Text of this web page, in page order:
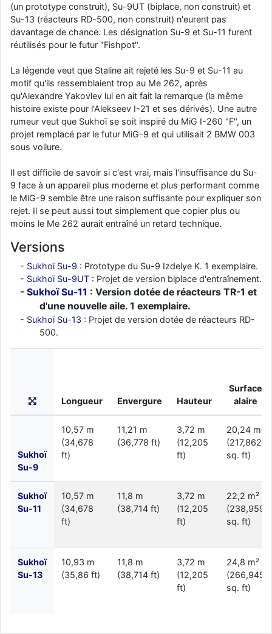
(un prototype construit), Su-9UT (biplace, non construit) et
Su-13 (réacteurs RD-500, non construit) n'eurent pas
davantage de chance. Les désignation Su-9 et Su-11 furent
réutilisés pour le futur "Fishpot".
La légende veut que Staline ait rejeté les Su-9 et Su-11 au
motif qu'ils ressemblaient trop au Me 262, après
qu'Alexandre Yakovlev lui en ait fait la remarque (la même
histoire existe pour l'Alekseev I-21 et ses dérivés). Une autre
rumeur veut que Sukhoï se soit inspiré du MiG I-260 "F", un
projet remplacé par le futur MiG-9 et qui utilisait 2 BMW 003
sous voilure.
Il est difficile de savoir si c'est vrai, mais l'insuffisance du Su-
9 face à un appareil plus moderne et plus performant comme
le MiG-9 semble être une raison suffisante pour expliquer son
rejet. Il se peut aussi tout simplement que copier plus ou
moins le Me 262 aurait entraîné un retard technique.
Versions
Sukhoï Su-9 : Prototype du Su-9 Izdelye K. 1 exemplaire.
Sukhoï Su-9UT : Projet de version biplace d'entraînement.
Sukhoï Su-11 : Version dotée de réacteurs TR-1 et
d'une nouvelle aile. 1 exemplaire.
Sukhoï Su-13 : Projet de version dotée de réacteurs RD-
500.
Longueur Envergure Hauteur
Surface
alaire
Sukhoï
Su-9
10,57 m
(34,678
ft)
11,21 m
(36,778 ft)
3,72 m
(12,205
ft)
20,24 m²
(217,862
sq. ft)
Sukhoï
Su-11
10,57 m
(34,678
ft)
11,8 m
(38,714 ft)
3,72 m
(12,205
ft)
22,2 m²
(238,959
sq. ft)
Sukhoï
Su-13
10,93 m
(35,86 ft)
11,8 m
(38,714 ft)
3,72 m
(12,205
ft)
24,8 m²
(266,945
sq. ft)